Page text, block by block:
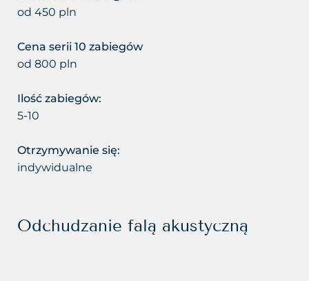
Łysienie plackowate
Łysienie androgenowe
Suche zniszczone włosy
głowy
Usuwanie tatuażu
Usuwanie tkanki tłuszczowej
zaskórników
oczami
od 450 pln
Cena serii 10 zabiegów
od 800 pln
Ilość zabiegów:
5-10
Otrzymywanie się:
indywidualne
Odchudzanie falą akustyczną